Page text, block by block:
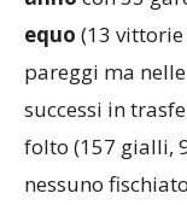
equo (13
pareggi ma
successi in
folto (157 gialli,
nessuno